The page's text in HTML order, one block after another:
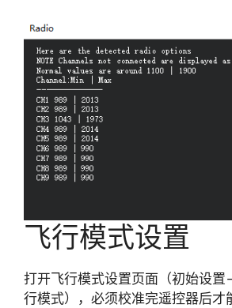
飞行模式设置
打开飞行模式设置页面（初始设置
行模式），必须校准完遥控器后才